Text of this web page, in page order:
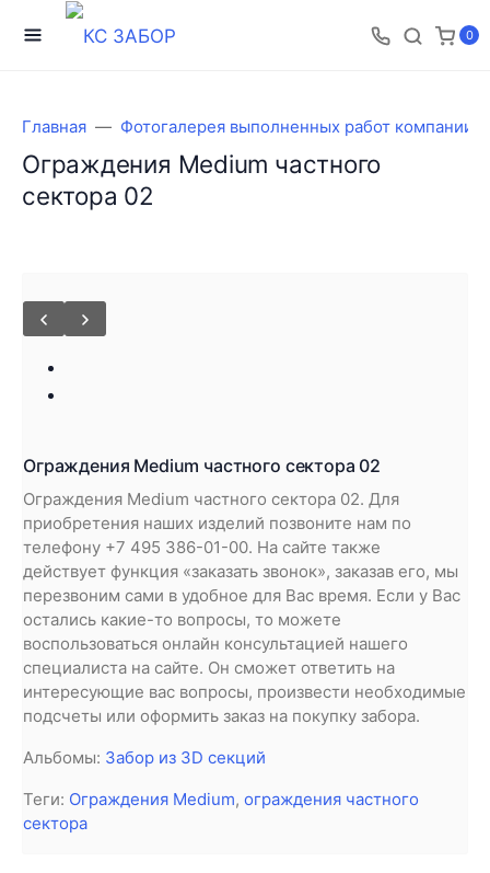
0
Главная Фотогалерея выполненных работ компании
Ограждения Medium частного
сектора 02
Ограждения Medium частного сектора 02
Ограждения Medium частного сектора 02. Для
приобретения наших изделий позвоните нам по
телефону +7 495 386-01-00. На сайте также
действует функция «заказать звонок», заказав его, мы
перезвоним сами в удобное для Вас время. Если у Вас
остались какие-то вопросы, то можете
воспользоваться онлайн консультацией нашего
специалиста на сайте. Он сможет ответить на
интересующие вас вопросы, произвести необходимые
подсчеты или оформить заказ на покупку забора.
Альбомы: Забор из 3D секций
Теги: Ограждения Medium, ограждения частного
сектора